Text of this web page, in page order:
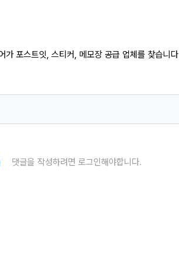
가 포스트잇, 스티커, 메모장 공급 업체를 찾습니다
댓글을 작성하려면 로그인해야합니다.